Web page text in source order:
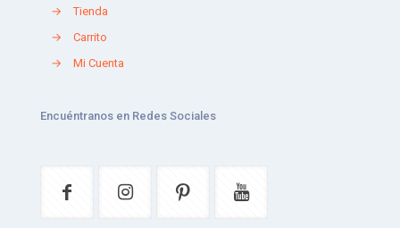
→
Tienda
→
Carrito
→
Mi Cuenta
Encuéntranos en Redes Sociales